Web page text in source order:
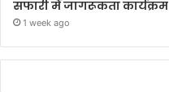
सफारी में जागरूकता कार्यक्रम
1 week ago